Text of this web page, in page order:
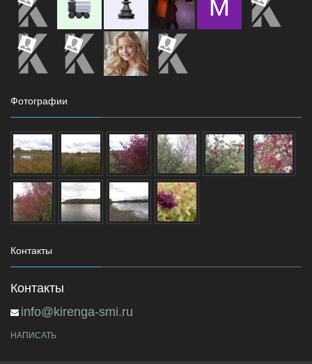
Фотографии
Контакты
Контакты
info@kirenga-smi.ru
НАПИСАТЬ